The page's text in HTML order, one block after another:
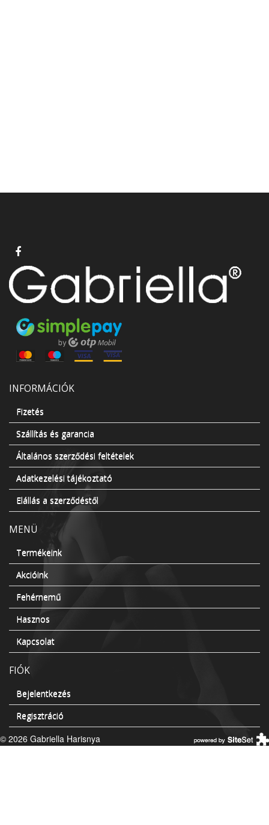
INFORMÁCIÓK
Fizetés
Szállítás és garancia
Általános szerződési feltételek
Adatkezelési tájékoztató
Elállás a szerződéstől
MENÜ
Termékeink
Akcióink
Fehérnemű
Hasznos
Kapcsolat
FIÓK
Bejelentkezés
Regisztráció
© 2026 Gabriella Harisnya